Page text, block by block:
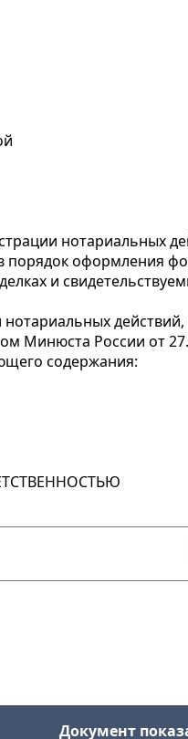
нотариальных
порядок оформления
и
Минюста России от
содержания:
Документ